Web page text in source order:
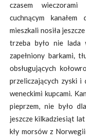
czasem
cuchnącym
mieszkali nosiła
trzeba było nie lada
zapełniony barkami,
obsługujących
przeliczających zyski i
weneckimi kupcami.
pieprzem, nie było
jeszcze kilkadziesiąt
kły morsów z